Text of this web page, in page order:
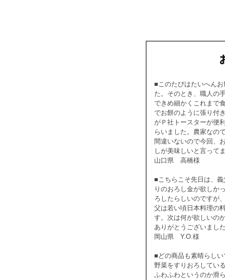
■このたびはたいへん
た。そのとき、職人の
できめ細かくこれまで
でお餅のように張り付
がＰ社トースターが便
らいました。農家なの
間違いないので今回、
しが美味しいと言って
山口県 高橋様
■こちらこそ先日は、
りのおろし金が欲しか
ろしたらしいのですが
父は若い頃日本料理の
す。次は何が欲しいの
ありがとうございまし
岡山県 Y.O.様
■どの商品も素晴らし
野菜をすりおろしてい
ふわふわというのか滑